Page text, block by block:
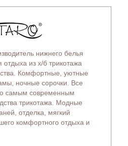
нижнего белья
из х/б трикотажа
Комфортные, уютные
ночные сорочки. Все
самым современным
трикотажа. Модные
отделка, мягкий
комфортного отдыха и